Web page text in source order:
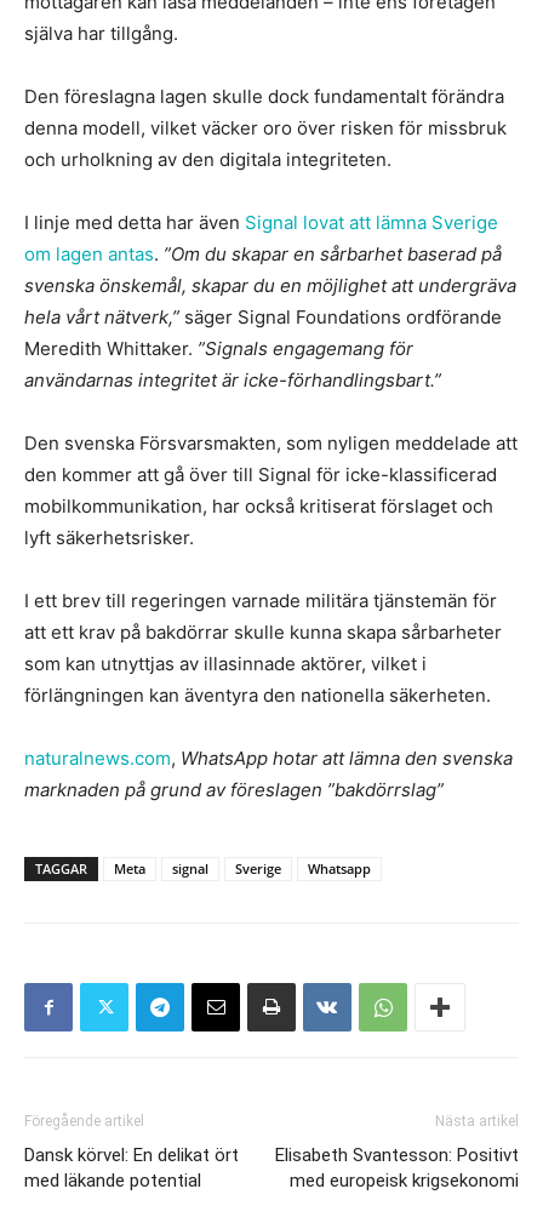
själva har tillgång.
Den föreslagna lagen skulle dock fundamentalt förändra
denna modell, vilket väcker oro över risken för missbruk
och urholkning av den digitala integriteten.
I linje med detta har även Signal lovat att lämna Sverige
om lagen antas. ”Om du skapar en sårbarhet baserad på
svenska önskemål, skapar du en möjlighet att undergräva
hela vårt nätverk,” säger Signal Foundations ordförande
Meredith Whittaker. ”Signals engagemang för
användarnas integritet är icke-förhandlingsbart.”
Den svenska Försvarsmakten, som nyligen meddelade att
den kommer att gå över till Signal för icke-klassificerad
mobilkommunikation, har också kritiserat förslaget och
lyft säkerhetsrisker.
I ett brev till regeringen varnade militära tjänstemän för
att ett krav på bakdörrar skulle kunna skapa sårbarheter
som kan utnyttjas av illasinnade aktörer, vilket i
förlängningen kan äventyra den nationella säkerheten.
naturalnews.com, WhatsApp hotar att lämna den svenska
marknaden på grund av föreslagen ”bakdörrslag”
TAGGAR Meta signal Sverige Whatsapp
Föregående artikel
Dansk körvel: En delikat ört
med läkande potential
Nästa artikel
Elisabeth Svantesson: Positivt
med europeisk krigsekonomi